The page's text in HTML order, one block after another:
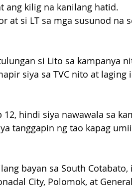
ang kilig na kanilang hatid.
at si LT sa mga susunod na
si Lito sa kampanya
siya sa TVC nito at laging
hindi siya nawawala sa
tanggapin ng tao kapag
bayan sa South
City, Polomok, at